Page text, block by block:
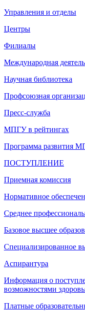
Управления и отделы
Центры
Филиалы
Международная
Научная библиотека
Профсоюзная
Пресс-служба
МПГУ в рейтингах
Программа развития
ПОСТУПЛЕНИЕ
Приемная комиссия
Нормативное
Среднее
Базовое высшее
Специализированное
Аспирантура
Информация о
возможностями
Платные